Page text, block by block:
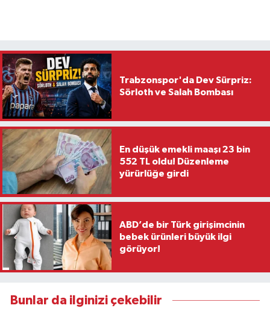
Trabzonspor'da Dev Sürpriz:
Sörloth ve Salah Bombası
En düşük emekli maaşı 23 bin
552 TL oldu! Düzenleme
yürürlüğe girdi
ABD’de bir Türk girişimcinin
bebek ürünleri büyük ilgi
görüyor!
Bunlar da ilginizi çekebilir